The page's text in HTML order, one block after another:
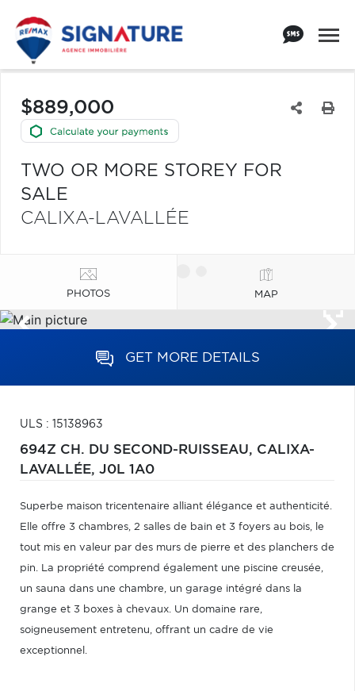
$889,000
TWO OR MORE STOREY FOR
SALE
CALIXA-LAVALLÉE
PHOTOS MAP
GET MORE DETAILS
ULS : 15138963
694Z CH. DU SECOND-RUISSEAU, CALIXA-
LAVALLÉE, J0L 1A0
Superbe maison tricentenaire alliant élégance et authenticité.
Elle offre 3 chambres, 2 salles de bain et 3 foyers au bois, le
tout mis en valeur par des murs de pierre et des planchers de
pin. La propriété comprend également une piscine creusée,
un sauna dans une chambre, un garage intégré dans la
grange et 3 boxes à chevaux. Un domaine rare,
soigneusement entretenu, offrant un cadre de vie
exceptionnel.